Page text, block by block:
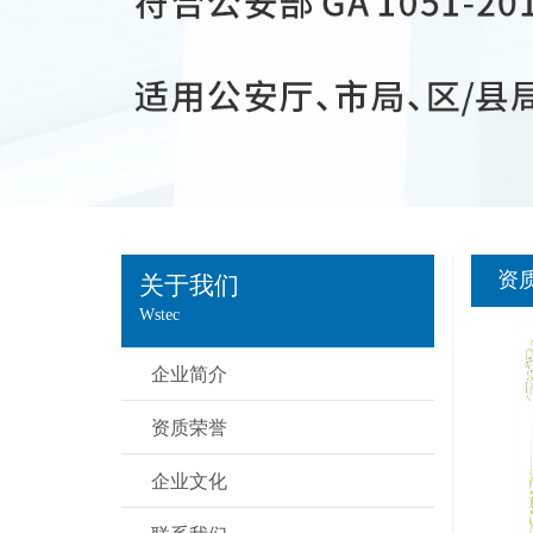
关于我们
Wstec
企业简介
资质荣誉
企业文化
资